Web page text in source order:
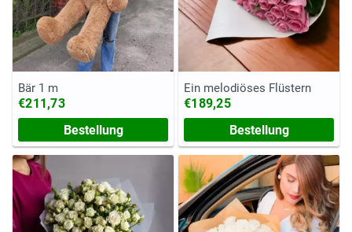
Bär 1 m
€211,73
Bestellung
Ein melodiöses Flüstern
€189,25
Bestellung